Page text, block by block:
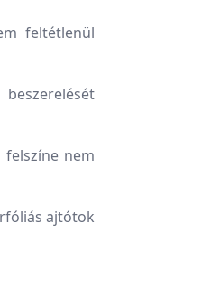
feltétlenül
nem
ajtótok